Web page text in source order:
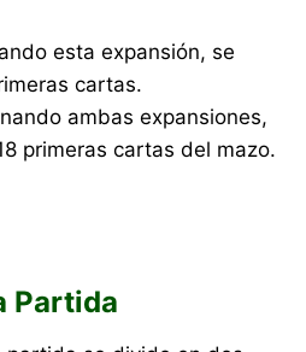
esta expansión, se
cartas.
ambas expansiones,
primeras cartas del mazo.
Partida